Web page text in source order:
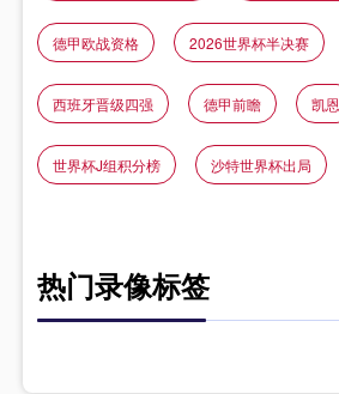
德甲欧战资格 2026世界杯半决赛
西班牙晋级四强 德甲前瞻 凯恩
世界杯J组积分榜 沙特世界杯出局
热门录像标签